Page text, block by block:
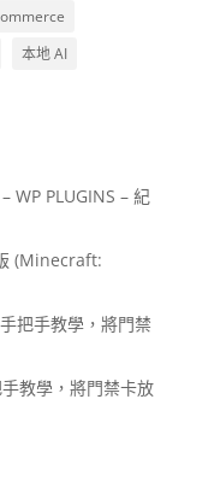
本地 AI
WP PLUGINS – 紀
(Minecraft:
把手教學，將門禁
教學，將門禁卡放